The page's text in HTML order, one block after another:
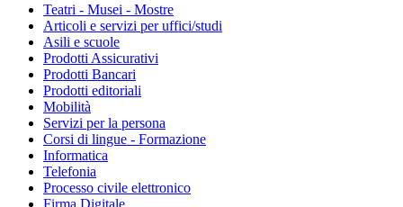
Teatri - Musei - Mostre
Articoli e servizi per uffici/studi
Asili e scuole
Prodotti Assicurativi
Prodotti Bancari
Prodotti editoriali
Mobilità
Servizi per la persona
Corsi di lingue - Formazione
Informatica
Telefonia
Processo civile elettronico
Firma Digitale